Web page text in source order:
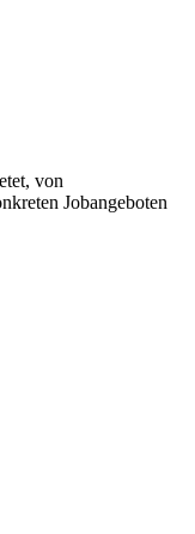
von
Jobangeboten